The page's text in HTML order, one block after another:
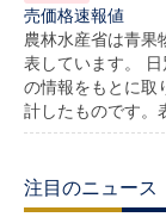
売価格速報値
農林水産省は青果
表しています。
の情報をもとに取
計したものです。
注目のニュース